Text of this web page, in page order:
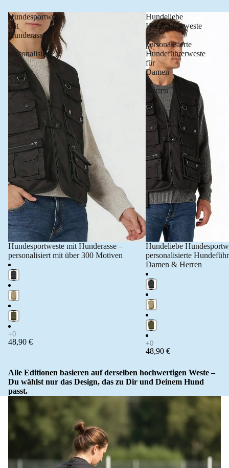
Hundesportweste
mit
Hunderasse
–
personalisiert
über
300
Motiven
Hundesportweste mit Hunderasse –
personalisiert mit über 300 Motiven
48,90 €
Hundeliebe
Hundesportweste
–
personalisierte
Hundeführerweste
für
Damen
&
Herren
Hundeliebe
personalisierte
Damen & Herren
48,90 €
Alle Editionen basieren auf derselben hochwertigen Weste –
Du wählst nur das Design, das zu Dir und Deinem Hund
passt.